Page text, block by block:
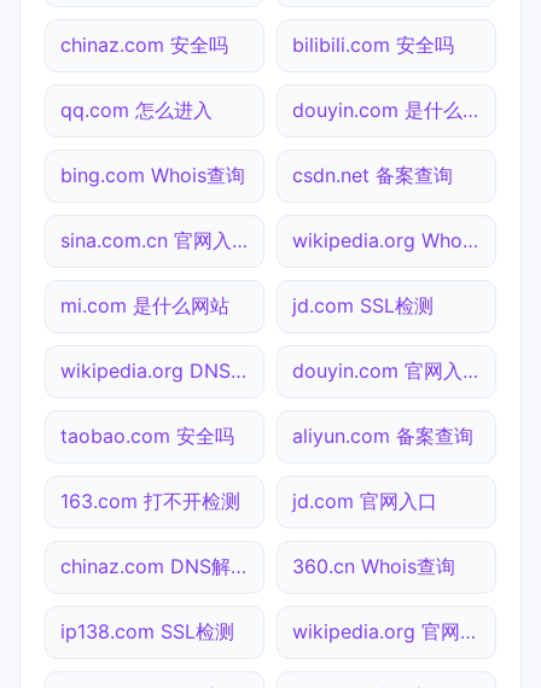
chinaz.com 安全吗 bilibili.com 安全吗
qq.com 怎么进入 douyin.com 是什么网站
bing.com Whois查询 csdn.net 备案查询
sina.com.cn 官网入口 wikipedia.org Whois查询
mi.com 是什么网站 jd.com SSL检测
wikipedia.org DNS解析 douyin.com 官网入口
taobao.com 安全吗 aliyun.com 备案查询
163.com 打不开检测 jd.com 官网入口
chinaz.com DNS解析 360.cn Whois查询
ip138.com SSL检测 wikipedia.org 官网入口